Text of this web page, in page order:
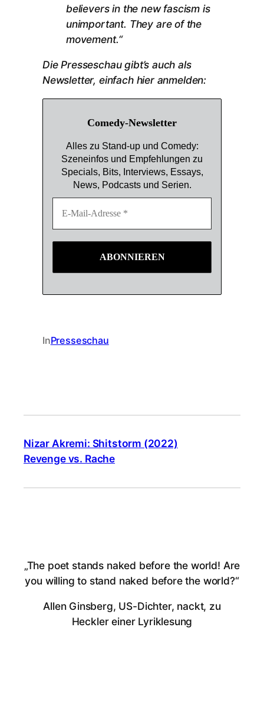
believers in the new fascism is
unimportant. They are of the
movement.“
Die Presseschau gibt’s auch als
Newsletter, einfach hier anmelden:
Comedy-Newsletter
Alles zu Stand-up und Comedy:
Szeneinfos und Empfehlungen zu
Specials, Bits, Interviews, Essays,
News, Podcasts und Serien.
InPresseschau
Nizar Akremi: Shitstorm (2022)
Revenge vs. Rache
„The poet stands naked before the world! Are
you willing to stand naked before the world?“
Allen Ginsberg, US-Dichter, nackt, zu
Heckler einer Lyriklesung